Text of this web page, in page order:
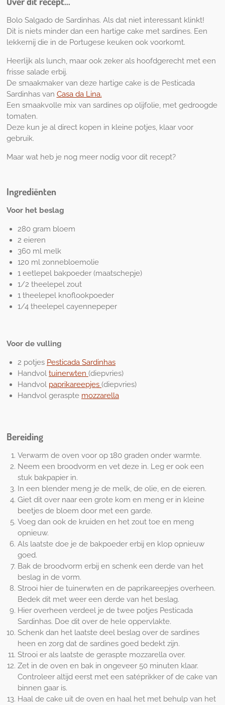
n
Bolo Salgado de Sardinhas. Als dat niet interessant klinkt!
Dit is niets minder dan een hartige cake met sardines. Een
lekkernij die in de Portugese keuken ook voorkomt.
Heerlijk als lunch, maar ook zeker als hoofdgerecht met een
frisse salade erbij.
De smaakmaker van deze hartige cake is de Pesticada
Sardinhas van Casa da Lina.
Een smaakvolle mix van sardines op olijfolie, met gedroogde
tomaten.
Deze kun je al direct kopen in kleine potjes, klaar voor
gebruik.
Maar wat heb je nog meer nodig voor dit recept?
Ingrediënten
Voor het beslag
280 gram bloem
2 eieren
360 ml melk
120 ml zonnebloemolie
1 eetlepel bakpoeder (maatschepje)
1/2 theelepel zout
1 theelepel knoflookpoeder
1/4 theelepel cayennepeper
Voor de vulling
2 potjes Pesticada Sardinhas
Handvol tuinerwten (diepvries)
Handvol paprikareepjes (diepvries)
Handvol geraspte mozzarella
Bereiding
Verwarm de oven voor op 180 graden onder warmte.
Neem een broodvorm en vet deze in. Leg er ook een
stuk bakpapier in.
In een blender meng je de melk, de olie, en de eieren.
Giet dit over naar een grote kom en meng er in kleine
beetjes de bloem door met een garde.
Voeg dan ook de kruiden en het zout toe en meng
opnieuw.
Als laatste doe je de bakpoeder erbij en klop opnieuw
goed.
Bak de broodvorm erbij en schenk een derde van het
beslag in de vorm.
Strooi hier de tuinerwten en de paprikareepjes overheen.
Bedek dit met weer een derde van het beslag.
Hier overheen verdeel je de twee potjes Pesticada
Sardinhas. Doe dit over de hele oppervlakte.
Schenk dan het laatste deel beslag over de sardines
heen en zorg dat de sardines goed bedekt zijn.
Strooi er als laatste de geraspte mozzarella over.
Zet in de oven en bak in ongeveer 50 minuten klaar.
Controleer altijd eerst met een satéprikker of de cake van
binnen gaar is.
Haal de cake uit de oven en haal het met behulp van het